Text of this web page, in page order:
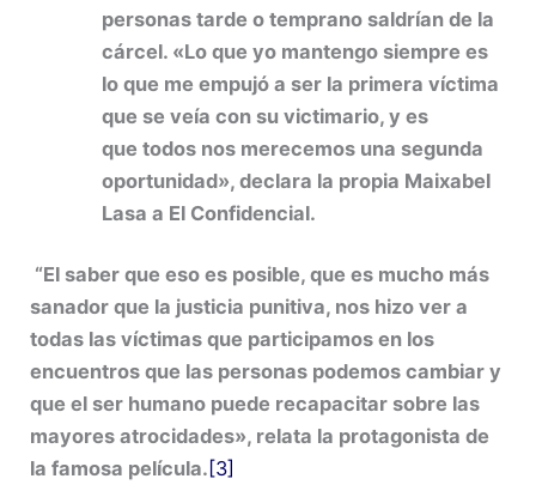
personas tarde o temprano saldrían de la
cárcel. «Lo que yo mantengo siempre es
lo que me empujó a ser la primera víctima
que se veía con su victimario, y es
que todos nos merecemos una segunda
oportunidad», declara la propia Maixabel
Lasa a El Confidencial.
“El saber que eso es posible, que es mucho más
sanador que la justicia punitiva, nos hizo ver a
todas las víctimas que participamos en los
encuentros que las personas podemos cambiar y
que el ser humano puede recapacitar sobre las
mayores atrocidades», relata la protagonista de
la famosa película. [3]